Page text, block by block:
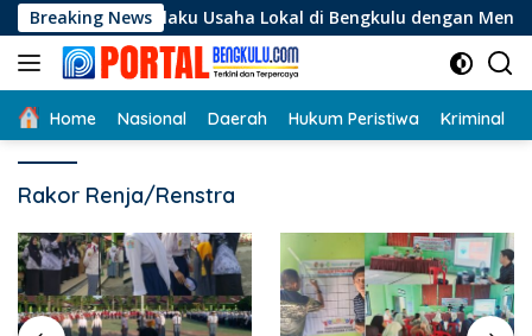
Langsung
ke
konten
Breaking News
Pelaku Usaha Lokal di Bengkulu dengan Meningkatkan
Home Nasional Daerah Hukum Peristiwa Kriminal
Rakor Renja/Renstra